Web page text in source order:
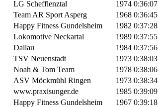
LG Schefflenztal 1974 0:36:07
Team AR Sport Asperg 1968 0:36:45
Happy Fitness Gundelsheim 1982 0:37:28
Lokomotive Neckartal 1989 0:37:55
Dallau 1984 0:37:56
TSV Neuenstadt 1973 0:38:03
Noah & Tom Team 1978 0:38:06
ASV Möckmühl Ringen 1973 0:38:34
www.praxisunger.de 1985 0:39:09
Happy Fitness Gundelsheim 1967 0:39:18